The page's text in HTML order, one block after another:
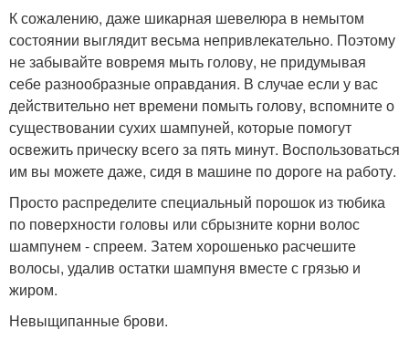
К сожалению, даже шикарная шевелюра в немытом
состоянии выглядит весьма непривлекательно. Поэтому
не забывайте вовремя мыть голову, не придумывая
себе разнообразные оправдания. В случае если у вас
действительно нет времени помыть голову, вспомните о
существовании сухих шампуней, которые помогут
освежить прическу всего за пять минут. Воспользоваться
им вы можете даже, сидя в машине по дороге на работу.
Просто распределите специальный порошок из тюбика
по поверхности головы или сбрызните корни волос
шампунем - спреем. Затем хорошенько расчешите
волосы, удалив остатки шампуня вместе с грязью и
жиром.
Невыщипанные брови.